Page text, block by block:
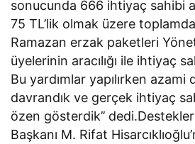
sonucunda 666 ihtiyaç sahibi
75 TL’lik olmak üzere
Ramazan erzak paketleri
üyelerinin aracılığı ile ihtiyaç
Bu yardımlar yapılırken azami
davrandık ve gerçek ihtiyaç
özen gösterdik’’
Başkanı M. Rifat